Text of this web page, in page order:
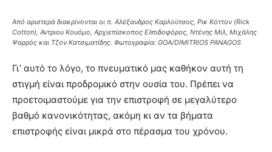
Από αριστερά διακρίνονται οι π. Αλέξανδρος Καρλούτσος, Ρικ Κόττον (Rick
Cotton), Αντριου Κουόμο, Αρχιεπίσκοπος Ελπιδοφόρος, Ντένης Μιλ, Μιχάλης
Ψαρρός και Τζον Κατσιματίδης. Φωτογραφία: GOA/DIMITRIOS PANAGOS
Γι’ αυτό το λόγο, το πνευματικό μας καθήκον αυτή τη
στιγμή είναι προδρομικό στην ουσία του. Πρέπει να
προετοιμαστούμε για την επιστροφή σε μεγαλύτερο
βαθμό κανονικότητας, ακόμη κι αν τα βήματα
επιστροφής είναι μικρά στο πέρασμα του χρόνου.